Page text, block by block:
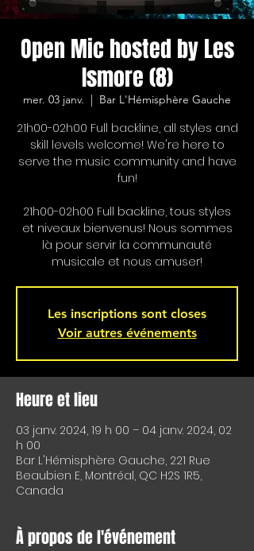
Open Mic hosted by Les
Ismore (8)
mer. 03 janv. Bar L'Hémisphère Gauche
21h00-02h00 Full backline, all styles and
skill levels welcome! We're here to
serve the music community and have
fun!
21h00-02h00 Full backline, tous styles
et niveaux bienvenus! Nous sommes
là pour servir la communauté
musicale et nous amuser!
Les inscriptions sont closes
Voir autres événements
Heure et lieu
03 janv. 2024, 19 h 00 – 04 janv. 2024, 02
h 00
Bar L'Hémisphère Gauche, 221 Rue
Beaubien E, Montréal, QC H2S 1R5,
Canada
À propos de l'événement